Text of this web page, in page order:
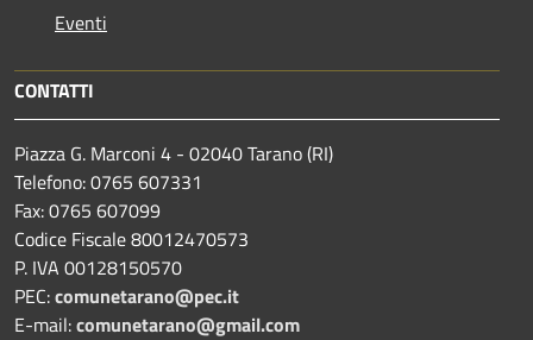
Eventi
CONTATTI
Piazza G. Marconi 4 - 02040 Tarano (RI)
Telefono: 0765 607331
Fax: 0765 607099
Codice Fiscale 80012470573
P. IVA 00128150570
PEC:comunetarano@pec.it
E-mail:comunetarano@gmail.com